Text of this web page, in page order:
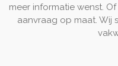
meer informatie wenst.
aanvraag op maat. Wij